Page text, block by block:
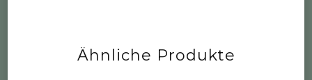
Ähnliche Produkte